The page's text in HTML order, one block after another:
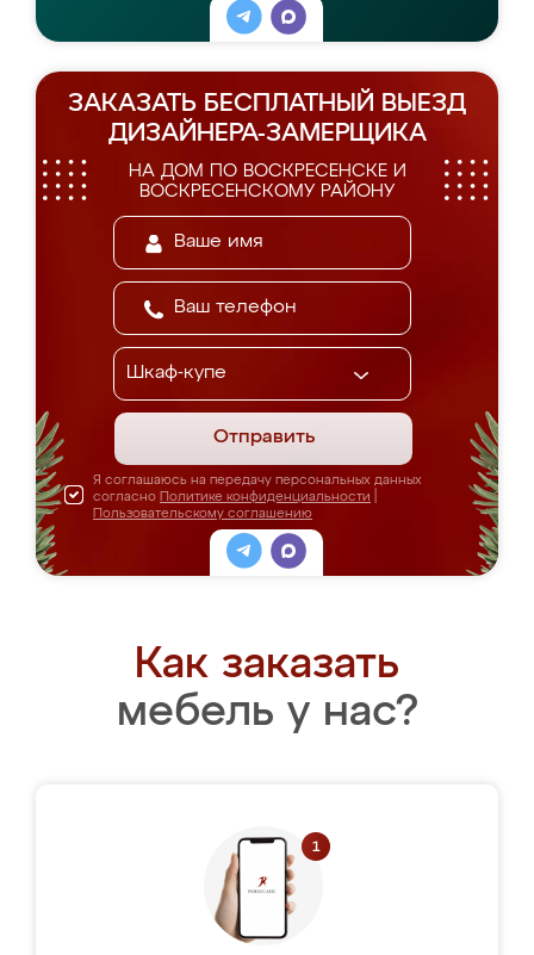
ЗАКАЗАТЬ БЕСПЛАТНЫЙ ВЫЕЗД
ДИЗАЙНЕРА-ЗАМЕРЩИКА
НА ДОМ ПО ВОСКРЕСЕНСКЕ И
ВОСКРЕСЕНСКОМУ РАЙОНУ
Отправить
Я соглашаюсь на передачу персональных данных
согласно Политике конфиденциальности
Пользовательскому соглашению
Как заказать
мебель у нас?